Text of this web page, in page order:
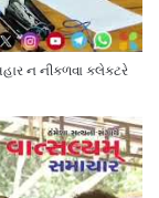
ન નીકળવા કલેક્ટરે